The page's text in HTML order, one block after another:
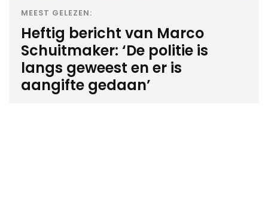
MEEST GELEZEN:
Heftig bericht van Marco
Schuitmaker: ‘De politie is
langs geweest en er is
aangifte gedaan’